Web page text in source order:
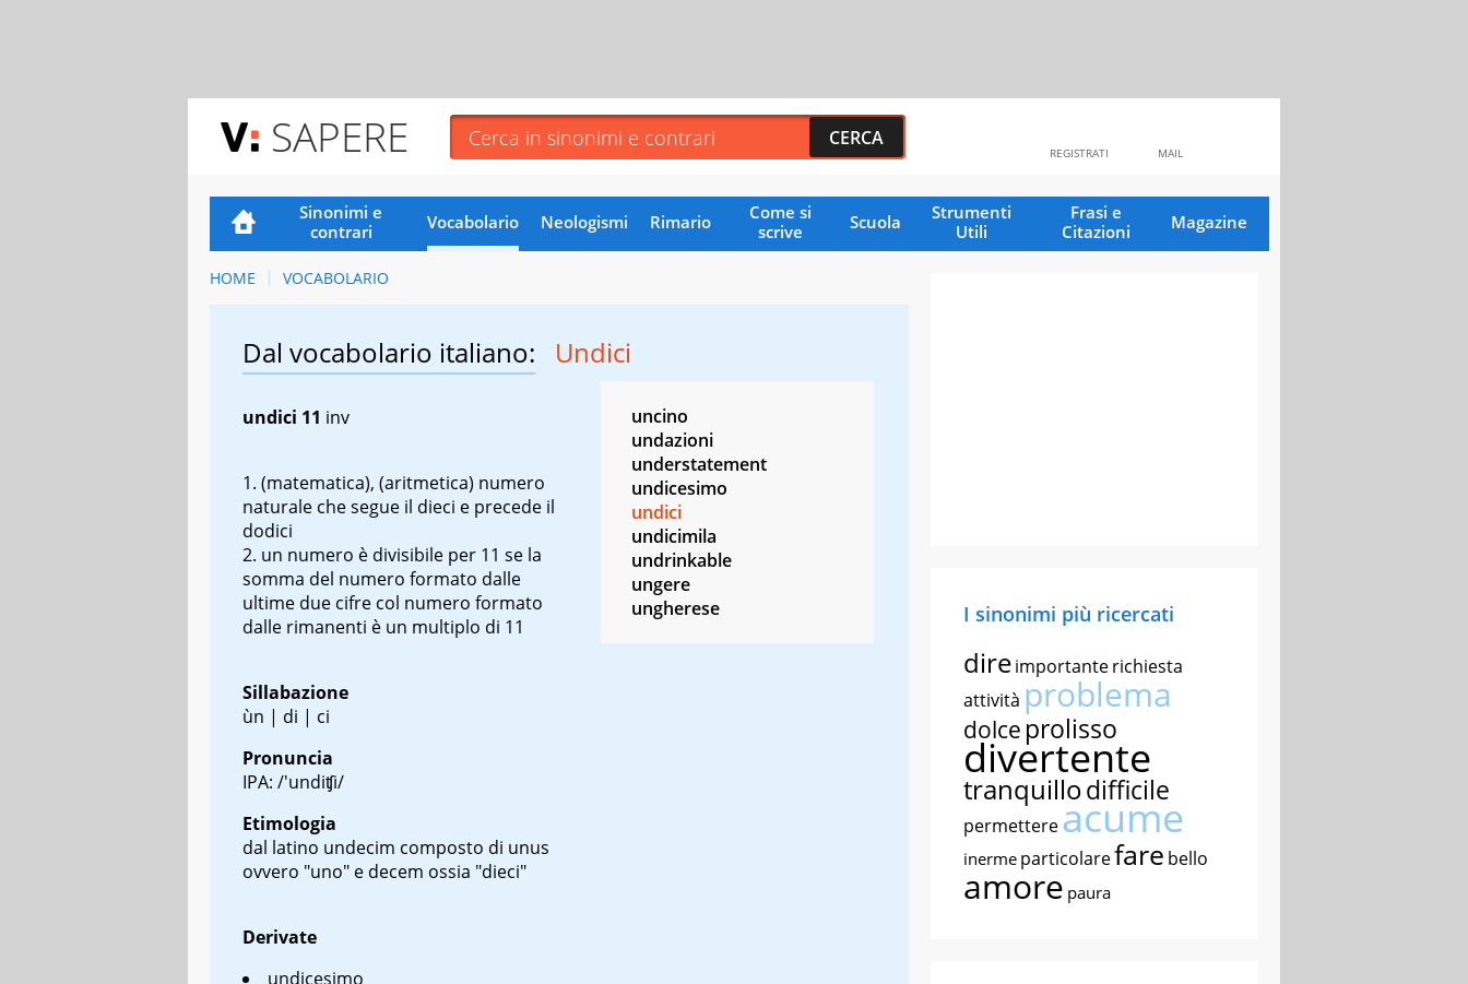
SAPERE MAIL
REGISTRATI
Sinonimi e
contrari
Vocabolario Neologismi Rimario
Come si
scrive
Scuola
Strumenti
Utili
Frasi e
Citazioni
Magazine
HOME VOCABOLARIO
Dal vocabolario italiano: Undici
undici 11 inv
(matematica), (aritmetica) numero
naturale che segue il dieci e precede il
dodici
un numero è divisibile per 11 se la
somma del numero formato dalle
ultime due cifre col numero formato
dalle rimanenti è un multiplo di 11
Sillabazione
ùn | di | ci
Pronuncia
IPA: /'undiʧi/
Etimologia
dal latino undecim composto di unus
ovvero "uno" e decem ossia "dieci"
Derivate
undicesimo
uncino
undazioni
understatement
undicesimo
undici
undicimila
undrinkable
ungere
ungherese
I sinonimi più ricercati
direimportanterichiesta
attività problema
dolce prolisso
divertente
tranquillodifficile
permettereacume
inerme particolarefare bello
amore paura